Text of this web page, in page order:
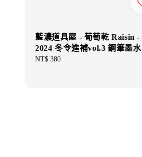
藍濃道具屋 - 葡萄乾 Raisin -
2024 冬令進補vol.3 鋼筆墨水
Regular
NT$ 380